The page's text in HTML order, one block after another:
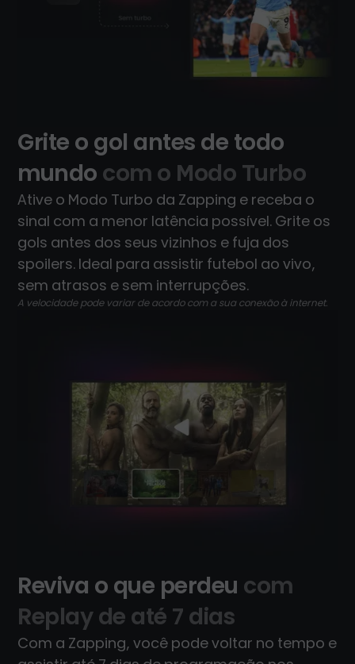
Grite o gol antes de todo
mundo com o Modo Turbo
Ative o Modo Turbo da Zapping e receba o
sinal com a menor latência possível. Grite os
gols antes dos seus vizinhos e fuja dos
spoilers. Ideal para assistir futebol ao vivo,
sem atrasos e sem interrupções.
A velocidade pode variar de acordo com a sua conexão à internet.
Reviva o que perdeu com
Replay de até 7 dias
Com a Zapping, você pode voltar no tempo e